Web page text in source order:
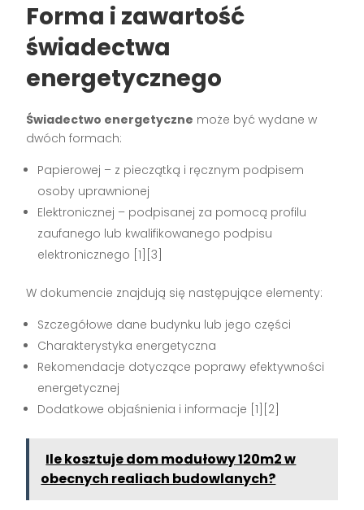
Forma i zawartość
świadectwa
energetycznego
Świadectwo energetyczne może być wydane w
dwóch formach:
Papierowej – z pieczątką i ręcznym podpisem
osoby uprawnionej
Elektronicznej – podpisanej za pomocą profilu
zaufanego lub kwalifikowanego podpisu
elektronicznego [1][3]
W dokumencie znajdują się następujące elementy:
Szczegółowe dane budynku lub jego części
Charakterystyka energetyczna
Rekomendacje dotyczące poprawy efektywności
energetycznej
Dodatkowe objaśnienia i informacje [1][2]
Ile kosztuje dom modułowy 120m2 w
obecnych realiach budowlanych?